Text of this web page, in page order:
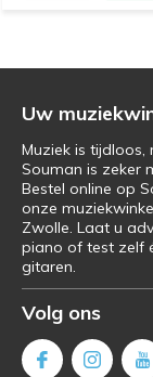
Uw
Muziek is tijdloos,
Souman is zeker
Bestel online op
onze
Zwolle. Laat u
piano of test zelf
gitaren.
Volg ons